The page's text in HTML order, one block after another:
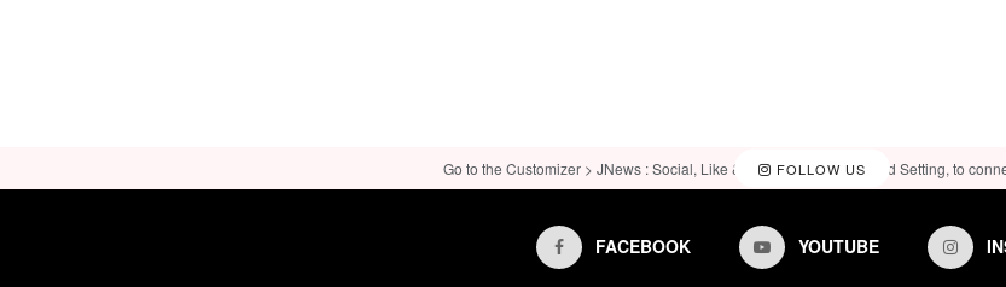
FOLLOW US
Go to the Customizer > JNews : Social, Like & View > Instagram Feed Setting, to
FACEBOOK YOUTUBE